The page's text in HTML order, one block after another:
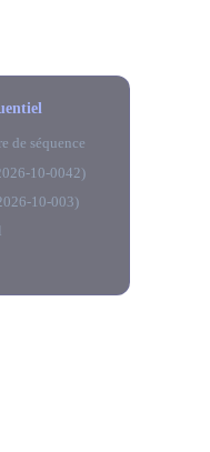
de séquence
10-0042)
10-003)